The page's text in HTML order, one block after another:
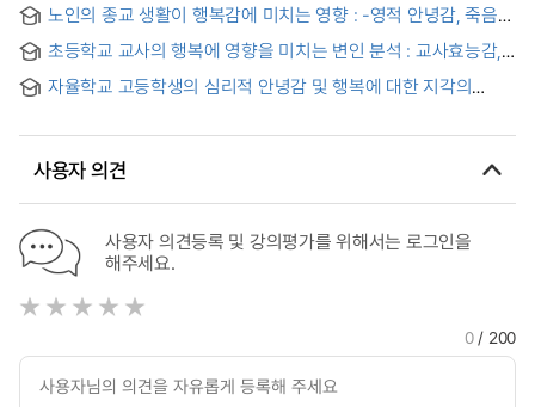
노인의 종교 생활이 행복감에 미치는 영향 : -영적 안녕감, 죽음
초등학교 교사의 행복에 영향을 미치는 변인 분석 : 교사효능감,
자율학교 고등학생의 심리적 안녕감 및 행복에 대한 지각의
사용자 의견
사용자 의견등록 및 강의평가를 위해서는 로그인을
해주세요.
0/ 200